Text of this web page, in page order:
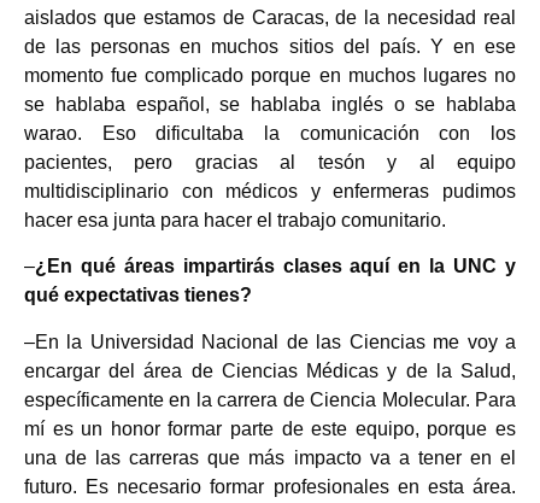
aislados que estamos de Caracas, de la necesidad real
de las personas en muchos sitios del país. Y en ese
momento fue complicado porque en muchos lugares no
se hablaba español, se hablaba inglés o se hablaba
warao. Eso dificultaba la comunicación con los
pacientes, pero gracias al tesón y al equipo
multidisciplinario con médicos y enfermeras pudimos
hacer esa junta para hacer el trabajo comunitario.
–¿En qué áreas impartirás clases aquí en la UNC y
qué expectativas tienes?
–En la Universidad Nacional de las Ciencias me voy a
encargar del área de Ciencias Médicas y de la Salud,
específicamente en la carrera de Ciencia Molecular. Para
mí es un honor formar parte de este equipo, porque es
una de las carreras que más impacto va a tener en el
futuro. Es necesario formar profesionales en esta área.